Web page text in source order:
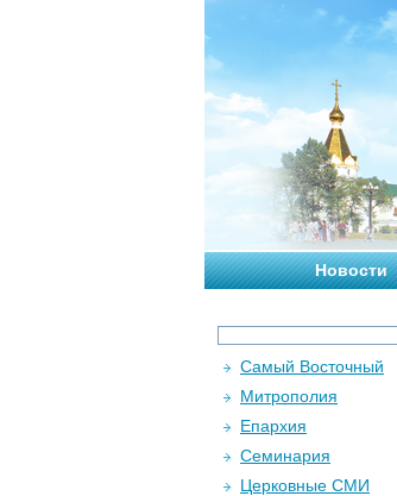
Новости
Самый Восточный
Митрополия
Епархия
Семинария
Церковные СМИ